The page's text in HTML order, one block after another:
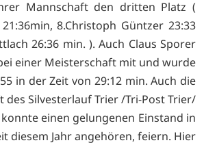
Mannschaft den dritten Platz (
8.Christoph Güntzer 23:33
26:36 min. ). Auch Claus Sporer
einer Meisterschaft mit und wurde
in der Zeit von 29:12 min. Auch die
des Silvesterlauf Trier /Tri-Post Trier/
konnte einen gelungenen Einstand in
diesem Jahr angehören, feiern. Hier